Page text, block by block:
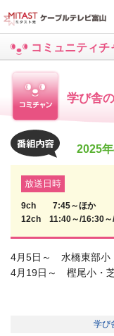
コミュニティチ
学び舎
2025
放送日時
9ch 7:45～ほか
12ch 11:40～/16:30～
4月5日～ 水橋東部小
4月19日～ 樫尾小・
学び